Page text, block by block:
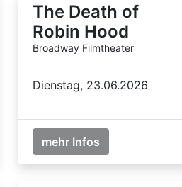
The Death of
Robin Hood
Broadway Filmtheater
Dienstag, 23.06.2026
mehr Infos